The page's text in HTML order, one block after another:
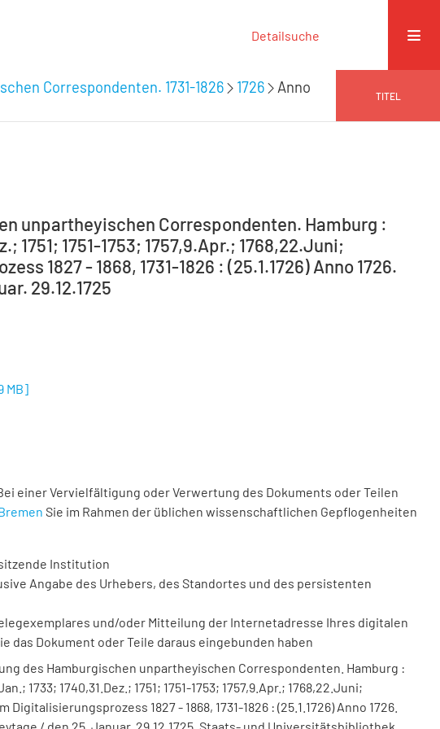
Detailsuche
Correspondenten. 1731-1826 1726
Anno
TITEL
unpartheyischen Correspondenten. Hamburg :
1751; 1751-1753; 1757,9.Apr.; 1768,22.Juni;
1827 - 1868, 1731-1826 : (25.1.1726) Anno 1726.
29.12.1725
MB]
einer Vervielfältigung oder Verwertung des Dokuments oder Teilen
Sie im Rahmen der üblichen wissenschaftlichen Gepflogenheiten
Institution
Angabe des Urhebers, des Standortes und des persistenten
und/oder Mitteilung der Internetadresse Ihres digitalen
das Dokument oder Teile daraus eingebunden haben
des Hamburgischen unpartheyischen Correspondenten. Hamburg :
1733; 1740,31.Dez.; 1751; 1751-1753; 1757,9.Apr.; 1768,22.Juni;
Digitalisierungsprozess 1827 - 1868, 1731-1826 : (25.1.1726) Anno 1726.